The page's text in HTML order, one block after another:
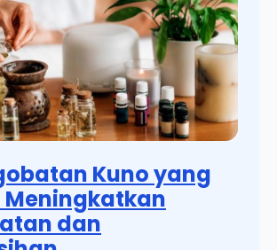
Kuno yang
Meningkatkan
dan